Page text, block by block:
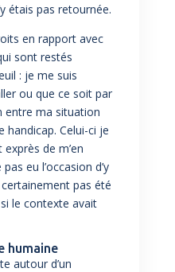
étais pas retournée.
en rapport avec
sont restés
: je me suis
ou que ce soit par
entre ma situation
handicap. Celui-ci je
de m’en
eu l’occasion d’y
pas été
le contexte avait
humaine
autour d’un